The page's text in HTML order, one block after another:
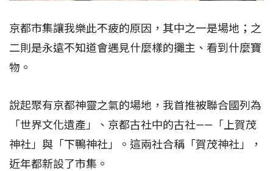
京都市集讓我樂此不疲的原因，其中之一是場地；之
二則是永遠不知道會遇見什麼樣的攤主、看到什麼寶
物。
說起聚有京都神靈之氣的場地，我首推被聯合國列為
「世界文化遺產」、京都古社中的古社——「上賀茂
神社」與「下鴨神社」。這兩社合稱「賀茂神社」，
近年都新設了市集。